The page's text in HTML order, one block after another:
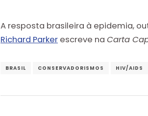
A resposta brasileira à epidemia,
Richard Parker escreve na Carta
BRASIL CONSERVADORISMOS HIV/AIDS